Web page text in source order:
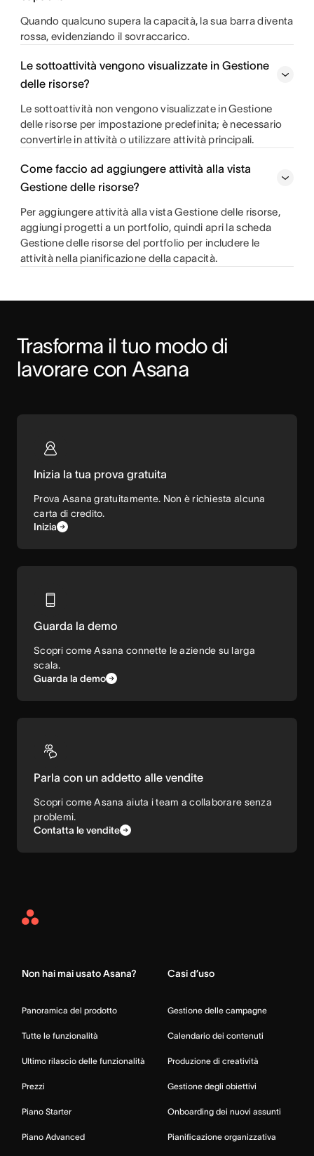
Quando qualcuno supera la capacità, la sua barra diventa
rossa, evidenziando il sovraccarico.
Le sottoattività vengono visualizzate in Gestione
delle risorse?
Le sottoattività non vengono visualizzate in Gestione
delle risorse per impostazione predefinita; è necessario
convertirle in attività o utilizzare attività principali.
Come faccio ad aggiungere attività alla vista
Gestione delle risorse?
Per aggiungere attività alla vista Gestione delle risorse,
aggiungi progetti a un portfolio, quindi apri la scheda
Gestione delle risorse del portfolio per includere le
attività nella pianificazione della capacità.
Trasforma il tuo modo di
lavorare con Asana
Inizia la tua prova gratuita
Prova Asana gratuitamente. Non è richiesta alcuna
carta di credito.
Inizia
Guarda la demo
Scopri come Asana connette le aziende su larga
scala.
Guarda la demo
Parla con un addetto alle vendite
Scopri come Asana aiuta i team a collaborare senza
problemi.
Contatta le vendite
Asana
Non hai mai usato Asana?
Panoramica del prodotto
Tutte le funzionalità
Ultimo rilascio delle funzionalità
Prezzi
Piano Starter
Piano Advanced
Casi d’uso
Gestione delle campagne
Calendario dei contenuti
Produzione di creatività
Gestione degli obiettivi
Onboarding dei nuovi assunti
Pianificazione organizzativa